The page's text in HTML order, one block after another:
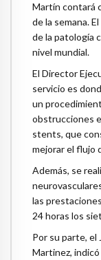
Martín contará
de la semana.
de la patología
nivel mundial.
El Director
servicio es
un
obstrucciones
stents, que
mejorar el flujo
Además, se
las
24 horas los
Por su parte, el
Martinez,